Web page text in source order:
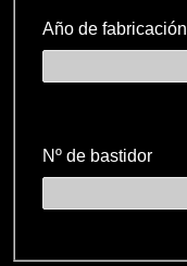
Año de fabricación
Nº de bastidor